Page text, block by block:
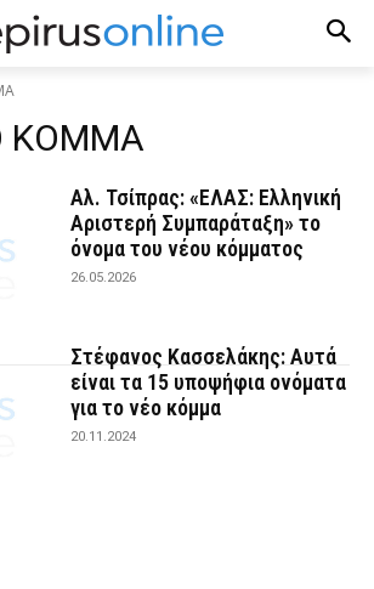
ΚΟΜΜΑ
Αλ. Τσίπρας: «ΕΛΑΣ: Ελληνική
Αριστερή Συμπαράταξη» το
όνομα του νέου κόμματος
26.05.2026
Στέφανος Κασσελάκης: Αυτά
είναι τα 15 υποψήφια ονόματα
για το νέο κόμμα
20.11.2024